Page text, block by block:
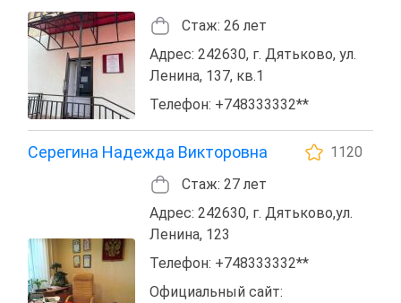
Стаж: 26 лет
Адрес: 242630, г. Дятьково, ул.
Ленина, 137, кв.1
Телефон: +748333332**
Серегина Надежда Викторовна
1120
Стаж: 27 лет
Адрес: 242630, г. Дятьково,ул.
Ленина, 123
Телефон: +748333332**
Официальный сайт: